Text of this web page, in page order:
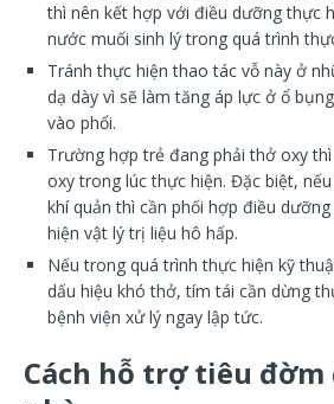
thì nên kết hợp với điều dưỡng thực
nước muối sinh lý trong quá trình
Tránh thực hiện thao tác vỗ này ở
dạ dày vì sẽ làm tăng áp lực ở ổ
vào phổi.
Trường hợp trẻ đang phải thở oxy
oxy trong lúc thực hiện. Đặc biệt,
khí quản thì cần phối hợp điều
hiện vật lý trị liệu hô hấp.
Nếu trong quá trình thực hiện kỹ
dấu hiệu khó thở, tím tái cần dừng
bệnh viện xử lý ngay lập tức.
Cách hỗ trợ tiêu